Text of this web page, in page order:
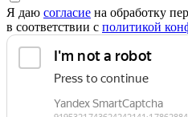
Я даю согласие на обработку
в соответствии с политикой